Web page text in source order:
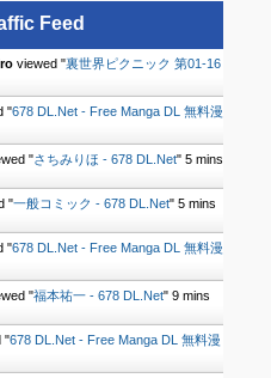
Feed
viewed "裏世界ピクニック 第01-16
"678 DL.Net - Free Manga DL 無料漫
"さちみりほ - 678 DL.Net" 5 mins
"一般コミック - 678 DL.Net" 5 mins
"678 DL.Net - Free Manga DL 無料漫
"福本祐一 - 678 DL.Net" 9 mins
"678 DL.Net - Free Manga DL 無料漫